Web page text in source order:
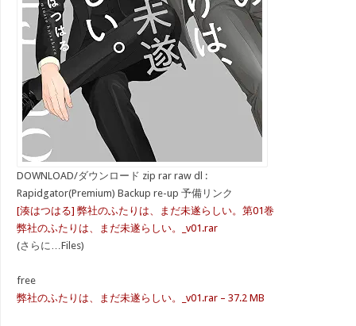
DOWNLOAD/ダウンロード zip rar raw dl :
Rapidgator(Premium) Backup re-up 予備リンク
[湊はつはる] 弊社のふたりは、まだ未遂らしい。第01巻
弊社のふたりは、まだ未遂らしい。_v01.rar
(さらに…Files)
free
弊社のふたりは、まだ未遂らしい。_v01.rar – 37.2 MB